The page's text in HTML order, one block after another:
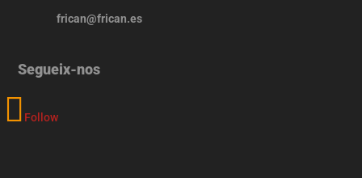
frican@frican.es
Segueix-nos
Follow